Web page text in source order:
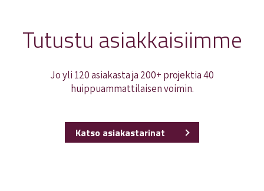
Tutustu asiakkaisiimme
Jo yli 120 asiakasta ja 200+ projektia 40
huippuammattilaisen voimin.
Katso asiakastarinat